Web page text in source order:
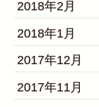
2018年2月
2018年1月
2017年12月
2017年11月